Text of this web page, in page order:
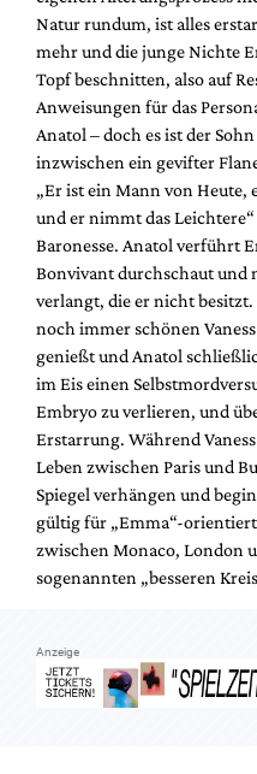
Natur rundum, ist alles
mehr und die junge Nichte
Topf beschnitten, also auf
Anweisungen für das
Anatol – doch es ist der
inzwischen ein gevifter
„Er ist ein Mann von Heute,
und er nimmt das
Baronesse. Anatol verführt
Bonvivant durchschaut und
verlangt, die er nicht
noch immer schönen
genießt und Anatol
im Eis einen
Embryo zu verlieren, und
Erstarrung. Während
Leben zwischen Paris und
Spiegel verhängen und
gültig für „Emma“-
zwischen Monaco, London
sogenannten „besseren
Anzeige